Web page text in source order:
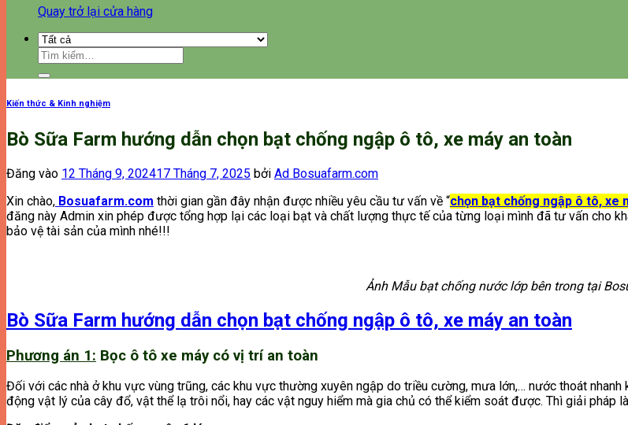
Quay trở lại cửa hàng
Tìm
kiếm:
Kiến thức & Kinh nghiệm
Bò Sữa Farm hướng dẫn chọn bạt chống ngập ô tô, xe máy an toàn
Đăng vào 12 Tháng 9, 202417 Tháng 7, 2025 bởi Ad Bosuafarm.com
Xin chào, Bosuafarm.com thời gian gần đây nhận được nhiều yêu cầu tư vấn về “chọn bạt chống ngập ô tô, xe
đăng này Admin xin phép được tổng hợp lại các loại bạt và chất lượng thực tế của từng loại mình đã tư vấn cho
bảo vệ tài sản của mình nhé!!!
Ảnh Mẫu bạt chống nước lớp bên trong tại
Bò Sữa Farm hướng dẫn chọn bạt chống ngập ô tô, xe máy an toàn
Phương án 1: Bọc ô tô xe máy có vị trí an toàn
Đối với các nhà ở khu vực vùng trũng, các khu vực thường xuyên ngập do triều cường, mưa lớn,… nước thoát
động vật lý của cây đổ, vật thể lạ trôi nổi, hay các vật nguy hiểm mà gia chủ có thể kiểm soát được. Thì giải pháp là